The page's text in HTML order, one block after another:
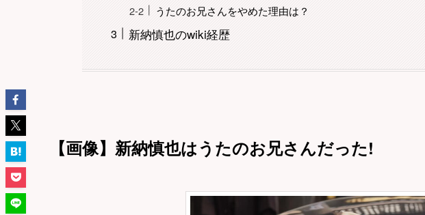
うたのお兄さんをやめた理由は？
新納慎也のwiki経歴
【画像】新納慎也はうたのお兄さんだった!